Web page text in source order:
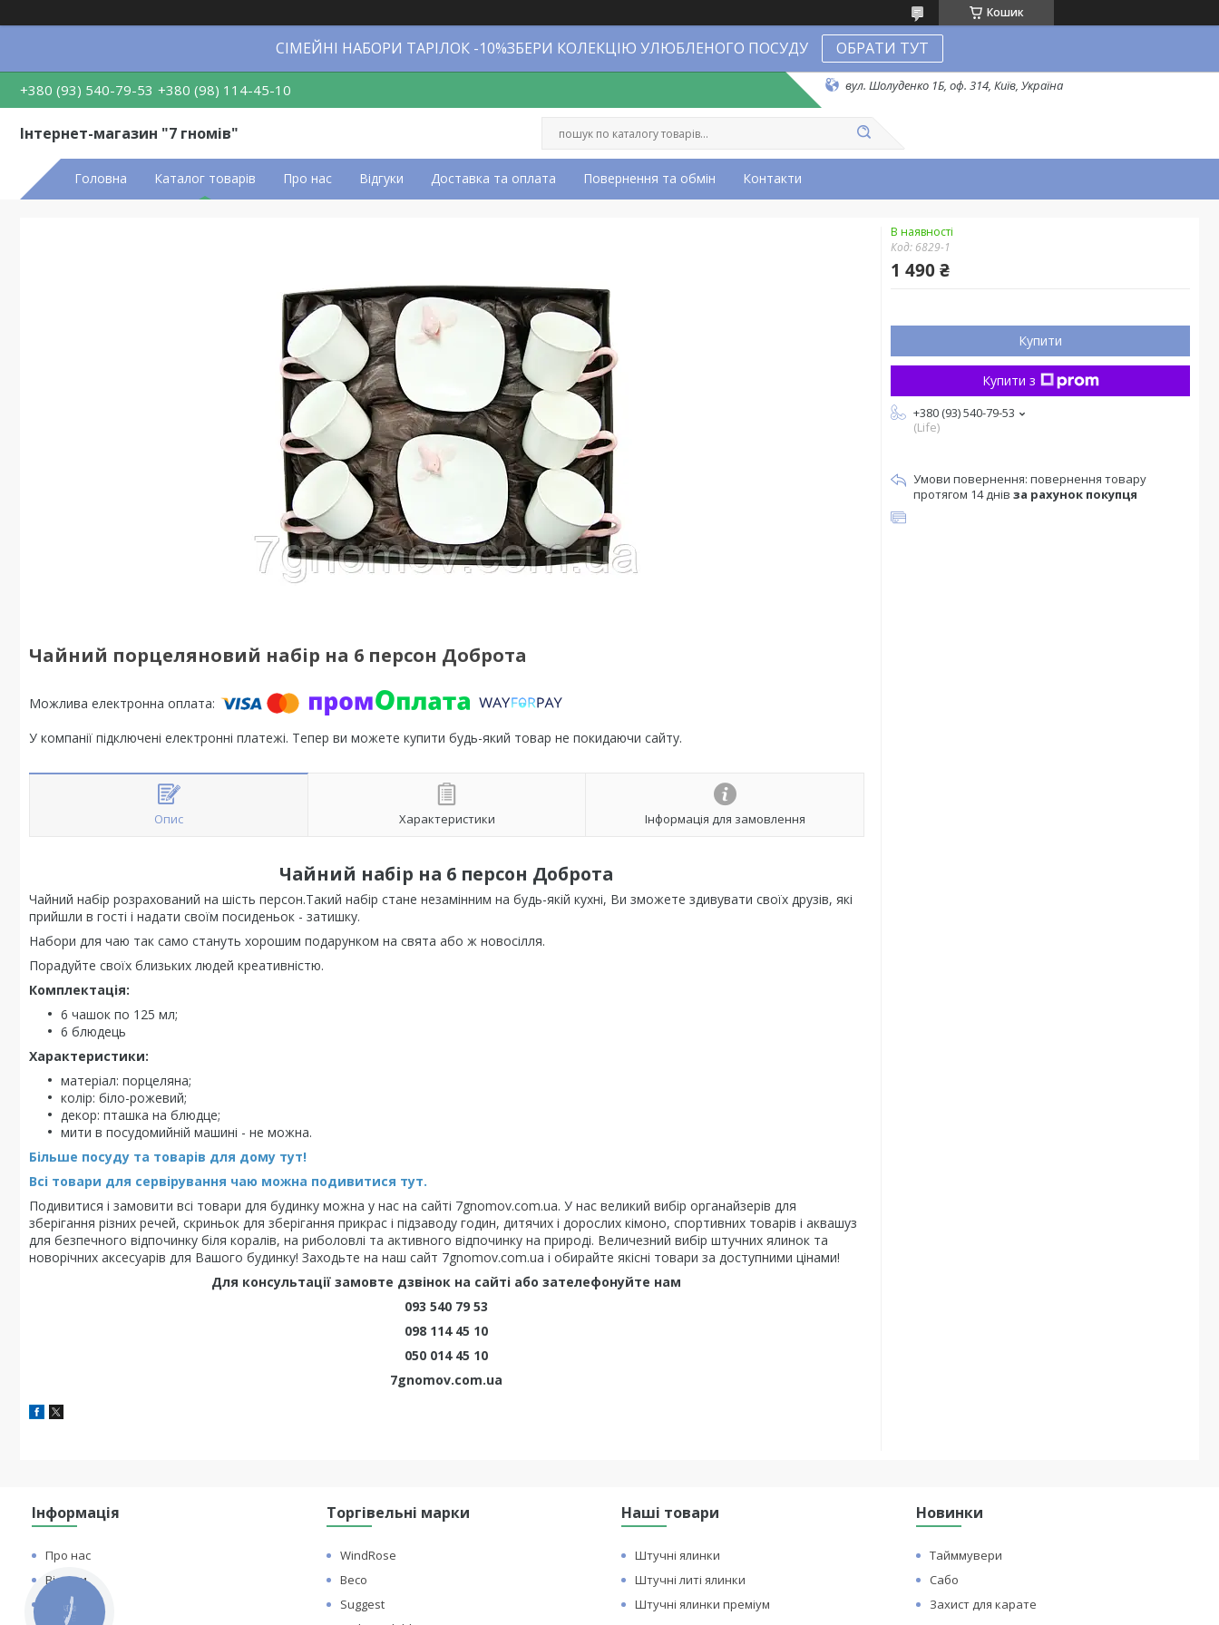
Кошик
СІМЕЙНІ НАБОРИ ТАРІЛОК -10%ЗБЕРИ КОЛЕКЦІЮ УЛЮБЛЕНОГО ПОСУДУ ОБРАТИ ТУТ
+380 (93) 540-79-53 +380 (98) 114-45-10 вул. Шолуденко 1Б, оф. 314, Київ, Україна
Інтернет-магазин "7 гномів"
Головна Каталог товарів Про нас Відгуки Доставка та оплата Повернення та обмін Контакти
Чайний порцеляновий набір на 6 персон Доброта
У компанії підключені електронні платежі. Тепер ви можете купити будь-який товар не покидаючи сайту.
Опис Характеристики Інформація для замовлення
Чайний набір на 6 персон Доброта
Чайний набір розрахований на шість персон.Такий набір стане незамінним на будь-якій кухні, Ви зможете здивувати своїх друзів, які
прийшли в гості і надати своїм посиденьок - затишку.
Набори для чаю так само стануть хорошим подарунком на свята або ж новосілля.
Порадуйте своїх близьких людей креативністю.
Комплектація:
6 чашок по 125 мл;
6 блюдець
Характеристики:
матеріал: порцеляна;
колір: біло-рожевий;
декор: пташка на блюдце;
мити в посудомийній машині - не можна.
Більше посуду та товарів для дому тут!
Всі товари для сервірування чаю можна подивитися тут.
Подивитися і замовити всі товари для будинку можна у нас на сайті 7gnomov.com.ua. У нас великий вибір органайзерів для
зберігання різних речей, скриньок для зберігання прикрас і підзаводу годин, дитячих і дорослих кімоно, спортивних товарів і аквашуз
для безпечного відпочинку біля коралів, на риболовлі та активного відпочинку на природі. Величезний вибір штучних ялинок та
новорічних аксесуарів для Вашого будинку! Заходьте на наш сайт 7gnomov.com.ua і обирайте якісні товари за доступними цінами!
Для консультації замовте дзвінок на сайті або зателефонуйте нам
093 540 79 53
098 114 45 10
050 014 45 10
7gnomov.com.ua
В наявності
Код: 6829-1
1 490 ₴
Купити
Купити з
+380 (93) 540-79-53
(Life)
повернення товару
протягом 14 днів за рахунок покупця
Інформація
Про нас
Відгуки
Контакти
Торгівельні марки
WindRose
Beco
Suggest
Наші товари
Штучні ялинки
Штучні литі ялинки
Штучні ялинки преміум
Новинки
Тайммувери
Сабо
Захист для карате
КНОПКА
ЗВ'ЯЗКУ